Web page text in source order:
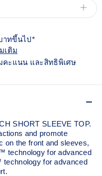
าทขึ้นไป*
เติม
คะแนน และสิทธิพิเศษ
SHORT SLEEVE TOP.
and promote
on the front and sleeves,
technology for advanced
for advanced